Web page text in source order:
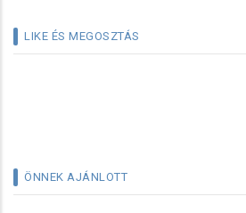
LIKE ÉS MEGOSZTÁS
ÖNNEK AJÁNLOTT